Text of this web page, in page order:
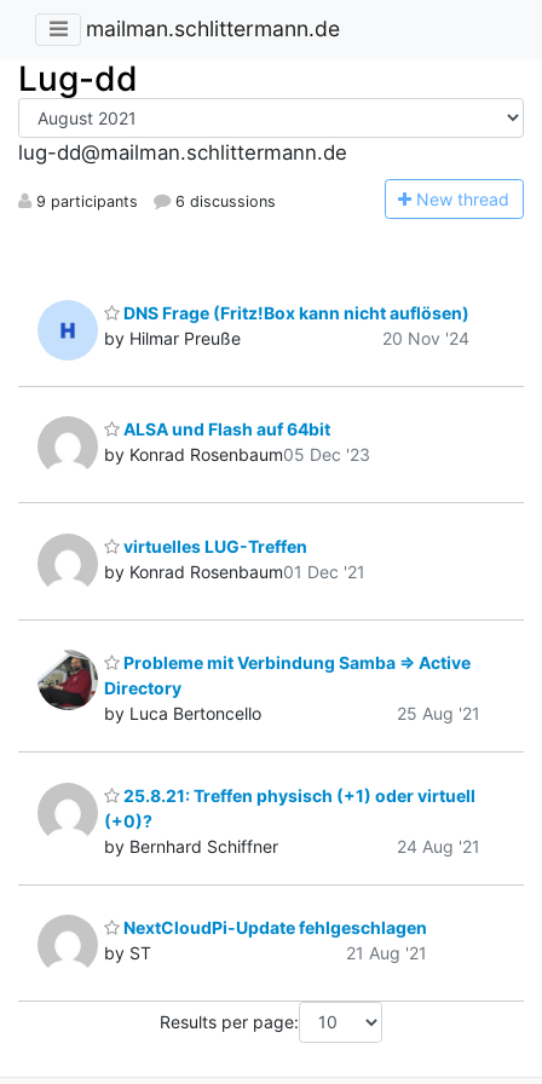
mailman.schlittermann.de
Lug-dd
lug-dd@mailman.schlittermann.de
9 participants 6 discussions New thread
DNS Frage (Fritz!Box kann nicht auflösen)
by Hilmar Preuße
20 Nov '24
ALSA und Flash auf 64bit
by Konrad Rosenbaum05 Dec '23
virtuelles LUG-Treffen
by Konrad Rosenbaum01 Dec '21
Probleme mit Verbindung Samba => Active
Directory
by Luca Bertoncello
25 Aug '21
25.8.21: Treffen physisch (+1) oder virtuell
(+0)?
by Bernhard Schiffner
24 Aug '21
NextCloudPi-Update fehlgeschlagen
by ST
21 Aug '21
Results per page: